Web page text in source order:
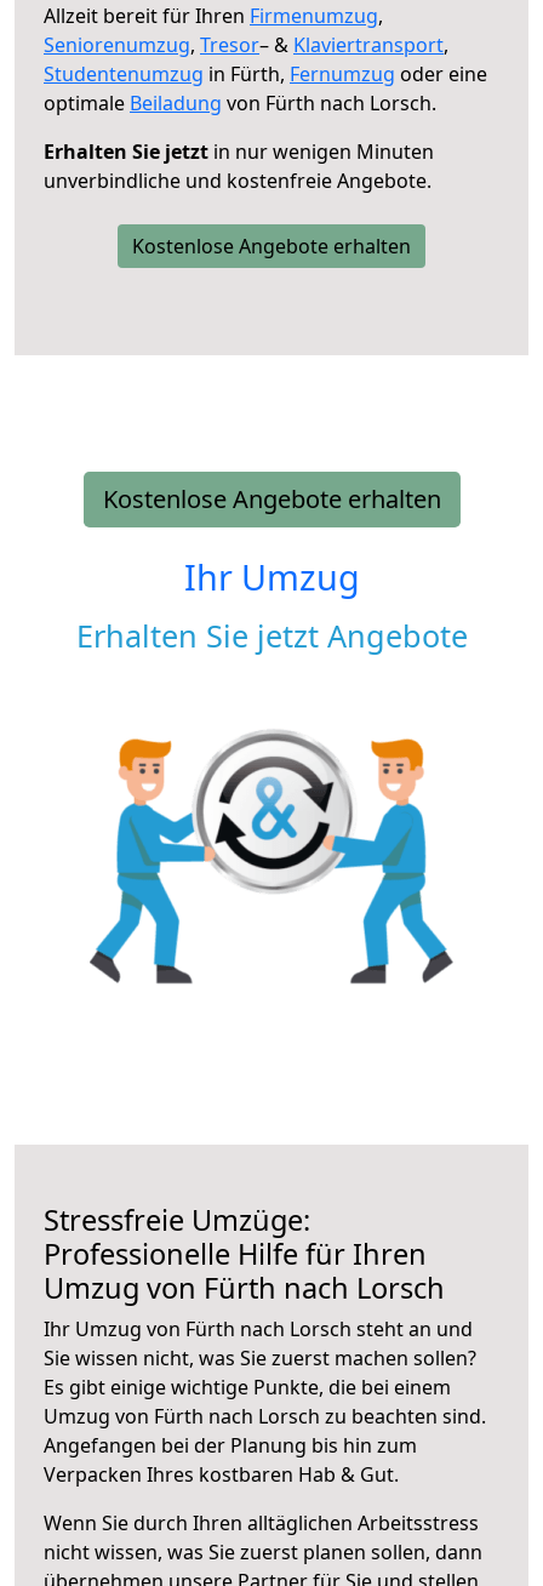
Allzeit bereit für Ihren Firmenumzug,
Seniorenumzug, Tresor– & Klaviertransport,
Studentenumzug in Fürth, Fernumzug oder eine
optimale Beiladung von Fürth nach Lorsch.
Erhalten Sie jetzt in nur wenigen Minuten
unverbindliche und kostenfreie Angebote.
Kostenlose Angebote erhalten
Kostenlose Angebote erhalten
Ihr Umzug
Erhalten Sie jetzt Angebote
Stressfreie Umzüge:
Professionelle Hilfe für Ihren
Umzug von Fürth nach Lorsch
Ihr Umzug von Fürth nach Lorsch steht an und
Sie wissen nicht, was Sie zuerst machen sollen?
Es gibt einige wichtige Punkte, die bei einem
Umzug von Fürth nach Lorsch zu beachten sind.
Angefangen bei der Planung bis hin zum
Verpacken Ihres kostbaren Hab & Gut.
Wenn Sie durch Ihren alltäglichen Arbeitsstress
nicht wissen, was Sie zuerst planen sollen, dann